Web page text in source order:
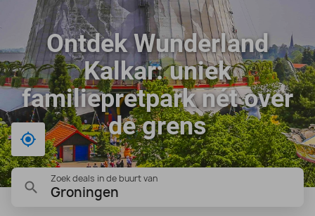
10+ miljoen leden
9,4
Ontdek 15.000+ deals
Ontdek Wunderland
Kalkar: uniek
familiepretpark nét over
de grens
Bij mij in de buurt
Zoek deals in de buurt van
Groningen